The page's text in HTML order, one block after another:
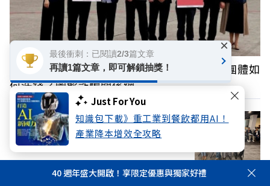
Just For You
知識包下載》重工業到餐飲都用AI！
產業降本增效全攻略
陳昱瑄聯手掮客詐慈濟10.6億！律師、宗教團體如
何洗錢？圖解詐騙關係網
【黃效文專欄】憶高希均教授：免費或付
費，午餐不再！
40 週年盛大開啟！享限定優惠與獨家好禮
最後衝刺：已閱讀2/3篇文章
再讀1篇文章，即可解鎖抽獎！
×